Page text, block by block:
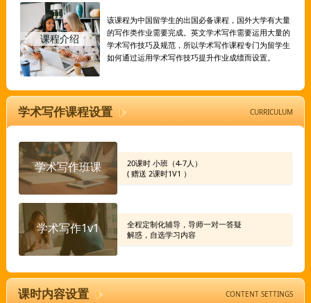
课程介绍
该课程为中国留学生的出国必备课程，国外大学有大量
的写作类作业需要完成。英文学术写作需要运用大量的
学术写作技巧及规范，所以学术写作课程专门为留学生
如何通过运用学术写作技巧提升作业成绩而设置。
学术写作课程设置 CURRICULUM
学术写作班课
20课时 小班（4-7人）
( 赠送 2课时1V1 ）
学术写作1v1
全程定制化辅导，导师一对一答疑
解惑，自选学习内容
课时内容设置 CONTENT SETTINGS